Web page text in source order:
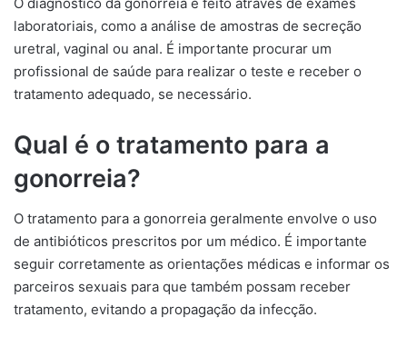
laboratoriais, como a análise de amostras de secreção
uretral, vaginal ou anal. É importante procurar um
profissional de saúde para realizar o teste e receber o
tratamento adequado, se necessário.
Qual é o tratamento para a
gonorreia?
O tratamento para a gonorreia geralmente envolve o uso
de antibióticos prescritos por um médico. É importante
seguir corretamente as orientações médicas e informar os
parceiros sexuais para que também possam receber
tratamento, evitando a propagação da infecção.